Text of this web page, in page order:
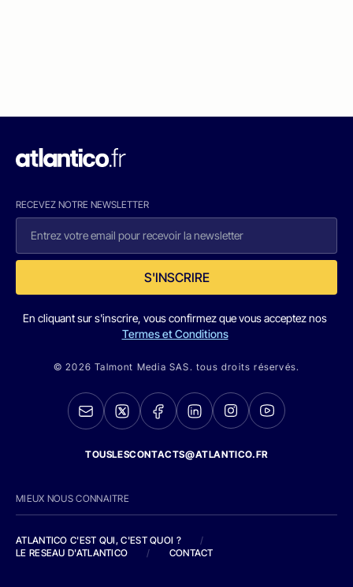
RECEVEZ NOTRE NEWSLETTER
S'INSCRIRE
En cliquant sur s'inscrire, vous confirmez que vous acceptez nos
Termes et Conditions
© 2026 Talmont Media SAS. tous droits réservés.
TOUSLESCONTACTS@ATLANTICO.FR
MIEUX NOUS CONNAITRE
ATLANTICO C'EST QUI, C'EST QUOI ?
/
LE RESEAU D'ATLANTICO
/ CONTACT